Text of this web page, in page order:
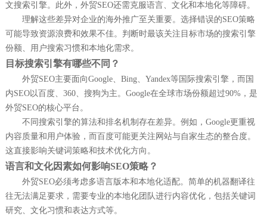
文搜索引擎。此外，外贸SEO还需克服语言、文化和本地化等障碍。
理解这些差异对企业的海外推广至关重要。选择错误的SEO策略
可能导致资源浪费和效果不佳。判断时最该关注目标市场的搜索引擎
份额、用户搜索习惯和本地化需求。
目标搜索引擎有哪些不同？
外贸SEO主要面向Google、Bing、Yandex等国际搜索引擎，而国
内SEO以百度、360、搜狗为主。Google在全球市场份额超过90%，是
外贸SEO的核心平台。
不同搜索引擎的算法和排名机制存在差异。例如，Google更重视
内容质量和用户体验，而百度可能更关注网站与自家生态的整合度。
这直接影响关键词策略和技术优化方向。
语言和文化因素如何影响SEO策略？
外贸SEO必须考虑多语言版本和本地化适配。简单的机器翻译往
往无法满足要求，需要专业的本地化团队进行内容优化，包括关键词
研究、文化习惯和表达方式等。